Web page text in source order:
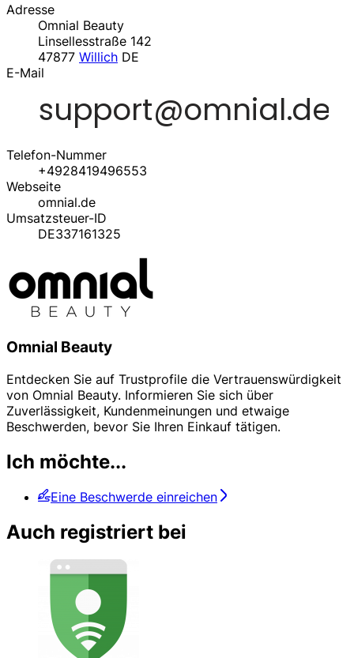
Adresse
Omnial Beauty
Linsellesstraße 142
47877 Willich DE
E-Mail
Telefon-Nummer
+4928419496553
Webseite
omnial.de
Umsatzsteuer-ID
DE337161325
Omnial Beauty
Entdecken Sie auf Trustprofile die Vertrauenswürdigkeit
von Omnial Beauty. Informieren Sie sich über
Zuverlässigkeit, Kundenmeinungen und etwaige
Beschwerden, bevor Sie Ihren Einkauf tätigen.
Ich möchte...
Eine Beschwerde einreichen
Auch registriert bei